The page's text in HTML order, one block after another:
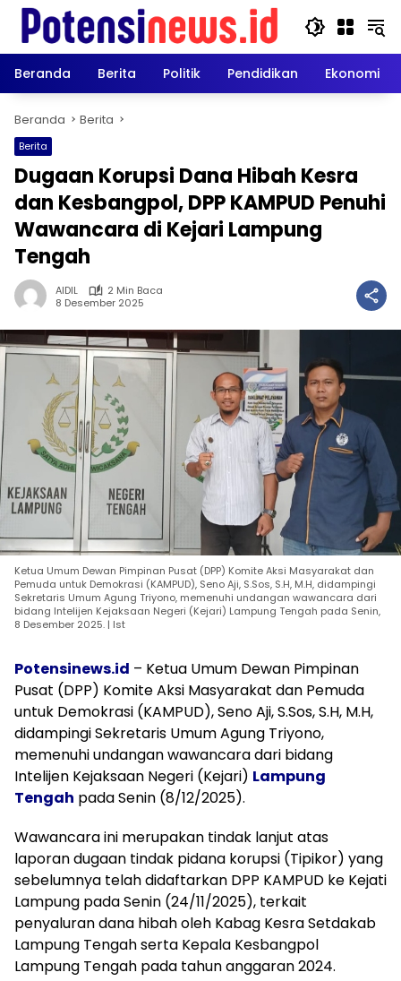
Langsung
konten
Beranda
Berita Politik Pendidikan Ekonomi
Beranda Berita
Berita
Dugaan Korupsi Dana Hibah Kesra
dan Kesbangpol, DPP KAMPUD Penuhi
Wawancara di Kejari Lampung
Tengah
AIDIL
2 Min Baca
8 Desember 2025
Ketua Umum Dewan Pimpinan Pusat (DPP) Komite Aksi Masyarakat dan
Pemuda untuk Demokrasi (KAMPUD), Seno Aji, S.Sos, S.H, M.H, didampingi
Sekretaris Umum Agung Triyono, memenuhi undangan wawancara dari
bidang Intelijen Kejaksaan Negeri (Kejari) Lampung Tengah pada Senin,
8 Desember 2025. | Ist
Potensinews.id – Ketua Umum Dewan Pimpinan
Pusat (DPP) Komite Aksi Masyarakat dan Pemuda
untuk Demokrasi (KAMPUD), Seno Aji, S.Sos, S.H, M.H,
didampingi Sekretaris Umum Agung Triyono,
memenuhi undangan wawancara dari bidang
Intelijen Kejaksaan Negeri (Kejari) Lampung
Tengah pada Senin (8/12/2025).
Wawancara ini merupakan tindak lanjut atas
laporan dugaan tindak pidana korupsi (Tipikor) yang
sebelumnya telah didaftarkan DPP KAMPUD ke Kejati
Lampung pada Senin (24/11/2025), terkait
penyaluran dana hibah oleh Kabag Kesra Setdakab
Lampung Tengah serta Kepala Kesbangpol
Lampung Tengah pada tahun anggaran 2024.